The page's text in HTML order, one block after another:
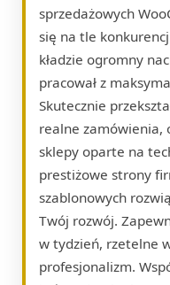
sprzedażowych
się na tle
kładzie ogromny
pracował z
Skutecznie
realne zamówienia,
sklepy oparte na
prestiżowe strony
szablonowych
Twój rozwój.
w tydzień, rzetelne
profesjonalizm.